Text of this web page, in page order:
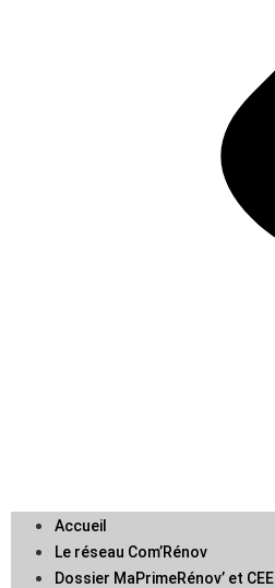
Accueil
Le réseau Com’Rénov
Dossier MaPrimeRénov’ et CEE